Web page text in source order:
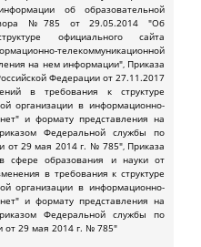
об образовательной
№785 от 29.05.2014 "Об
официального сайта
телекоммуникационной
на нем информации", Приказа
Федерации от 27.11.2017
в требования к структуре
организации в информационно-
и формату представления на
Федеральной службы по
от 29 мая 2014 г. № 785", Приказа
сфере образования и науки от
в требования к структуре
организации в информационно-
и формату представления на
Федеральной службы по
от 29 мая 2014 г. № 785"